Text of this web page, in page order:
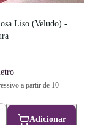
Liso (Veludo) -
a partir de 10
Adicionar